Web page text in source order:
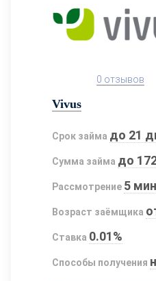
0 отзывов
Vivus
Срок займа до 21
Сумма займа до
Рассмотрение 5
Возраст заёмщика
Ставка 0.01%
Способы получения